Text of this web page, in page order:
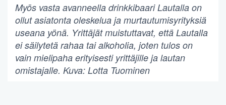
Myös vasta avanneella drinkkibaari Lautalla on
ollut asiatonta oleskelua ja murtautumisyrityksiä
useana yönä. Yrittäjät muistuttavat, että Lautalla
ei säilytetä rahaa tai alkoholia, joten tulos on
vain mielipaha erityisesti yrittäjille ja lautan
omistajalle. Kuva: Lotta Tuominen